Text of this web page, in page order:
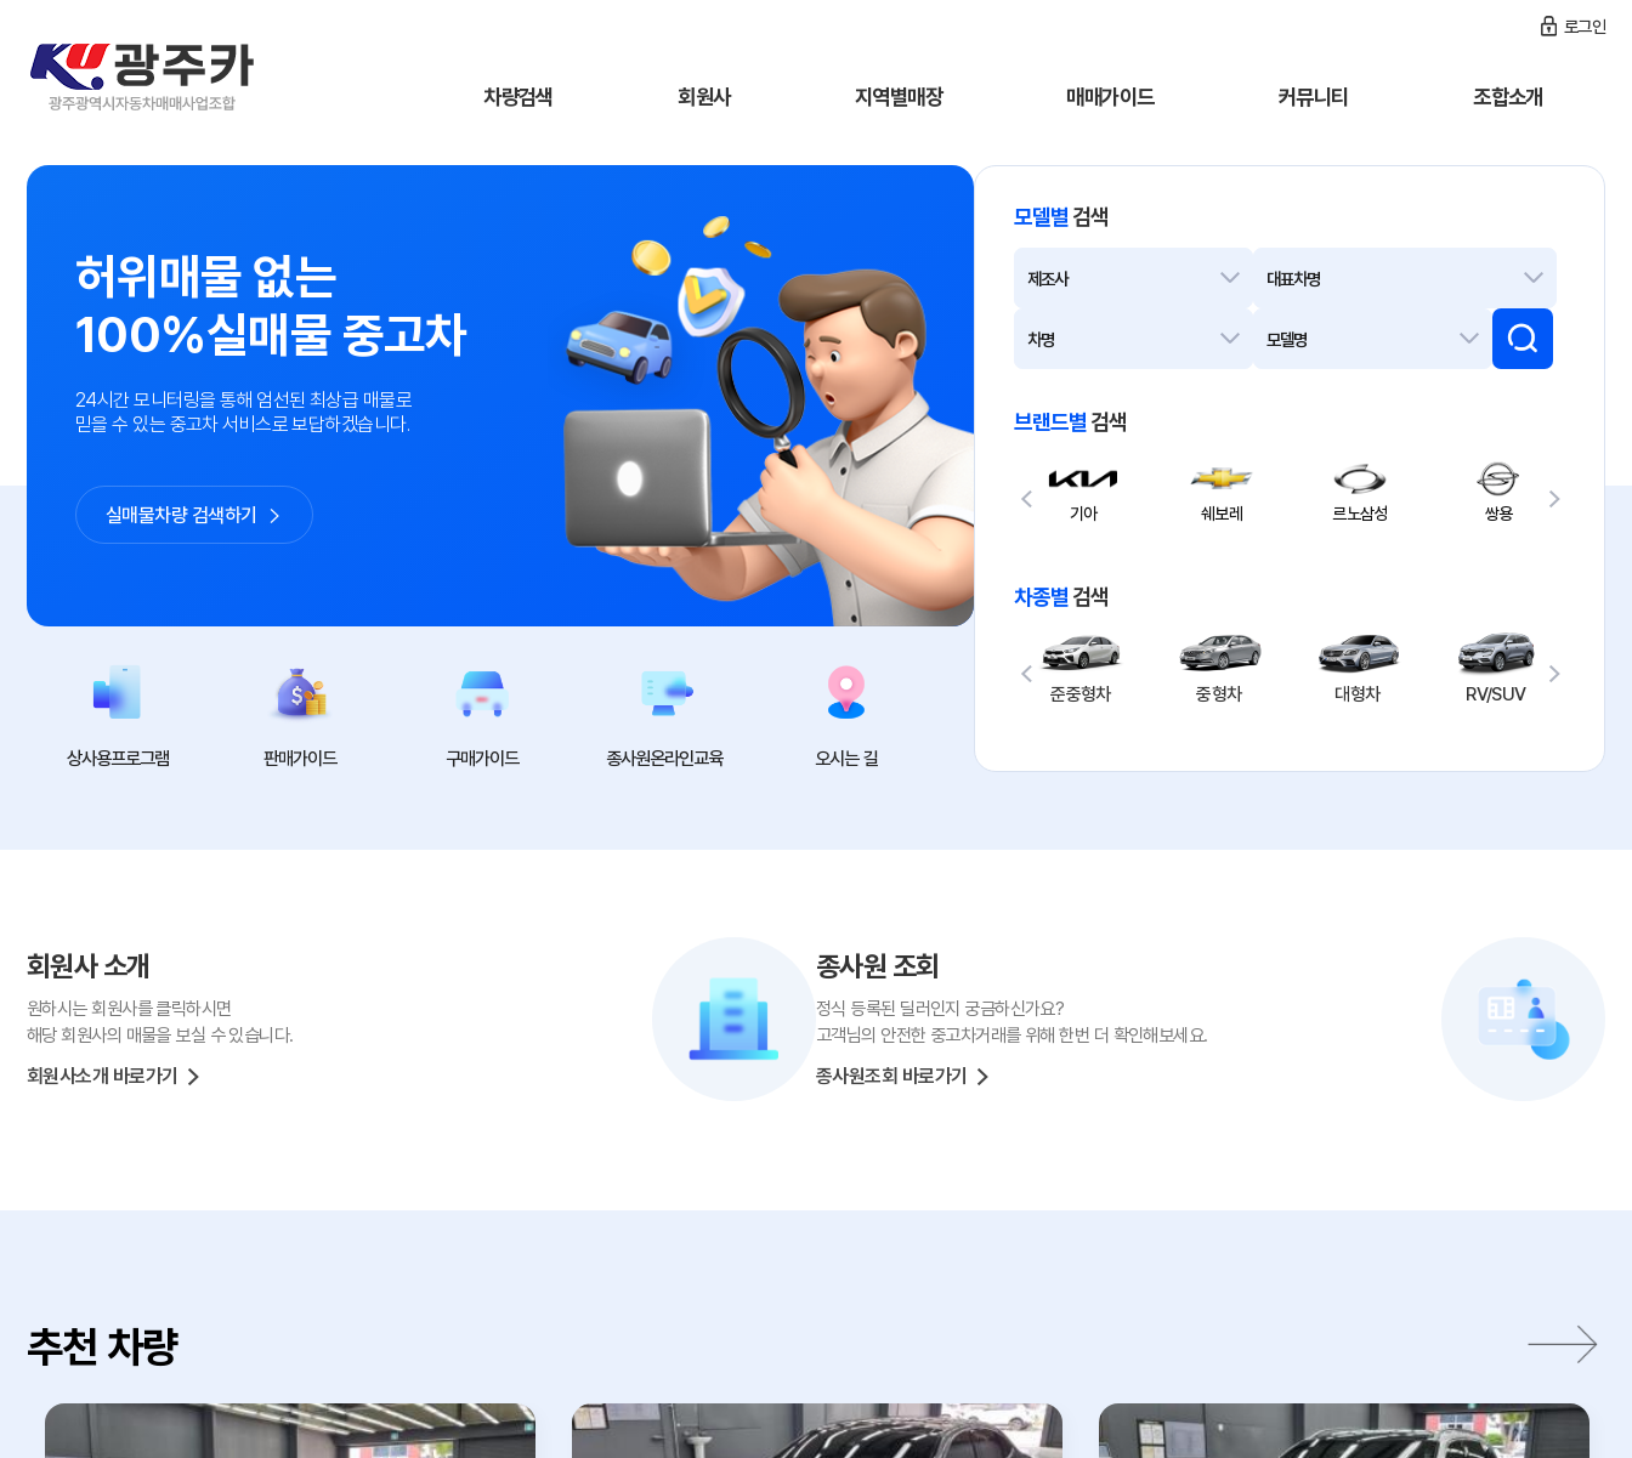
차량검색 회원사 지역별매장 매매가이드 커뮤니티 조합소개
로그인
허위매물 없는
100%실매물 중고차
24시간 모니터링을 통해 엄선된 최상급 매물로
믿을 수 있는 중고차 서비스로 보답하겠습니다.
실매물차량 검색하기
모델별 검색
제조사 대표차명
차명 모델명
브랜드별 검색
BMW 제네시스 기아 쉐보레 르노삼성 쌍용
차종별 검색
승합차 특장/화물 준중형차 중형차 대형차 RV/SUV
상사용프로그램 판매가이드 구매가이드 종사원온라인교육 오시는 길
회원사 소개
원하시는 회원사를 클릭하시면
해당 회원사의 매물을 보실 수 있습니다.
회원사소개 바로가기
종사원 조회
정식 등록된 딜러인지 궁금하신가요?
고객님의 안전한 중고차거래를 위해 한번 더 확인해보세요.
종사원조회 바로가기
추천 차량